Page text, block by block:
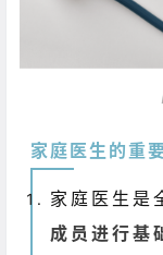
家庭医生的重
家庭医生是
成员进行基